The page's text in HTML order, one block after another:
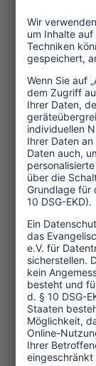
Themen
Kultur
Umwelt
Service